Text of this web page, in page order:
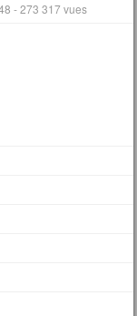
- 273 317 vues